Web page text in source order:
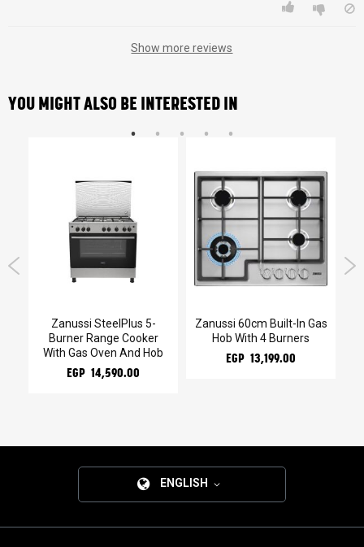
Show more reviews
YOU MIGHT ALSO BE INTERESTED IN
Zanussi SteelPlus 5-
Burner Range Cooker
With Gas Oven And Hob
EGP 14,590.00
Zanussi 60cm Built-In Gas
Hob With 4 Burners
EGP 13,199.00
ENGLISH